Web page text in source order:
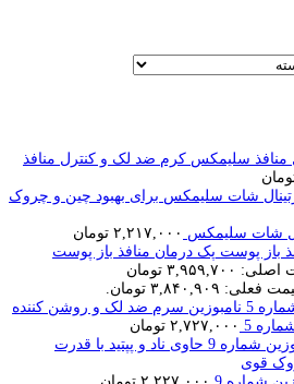
کرم ضد لک و کنترل منافذ
شات سلیمکس ۲,۲۱۷,۰۰۰ تومان
پک درمان منافذ باز پوست
قیمت اصلی: ۳,۹۵۹,۷۰۰ تومان
فعلی: ۳,۸۴۰,۹۰۹ تومان.
سرم ضد لک و روشن کننده
5
۲,۷۲۷,۰۰۰ تومان